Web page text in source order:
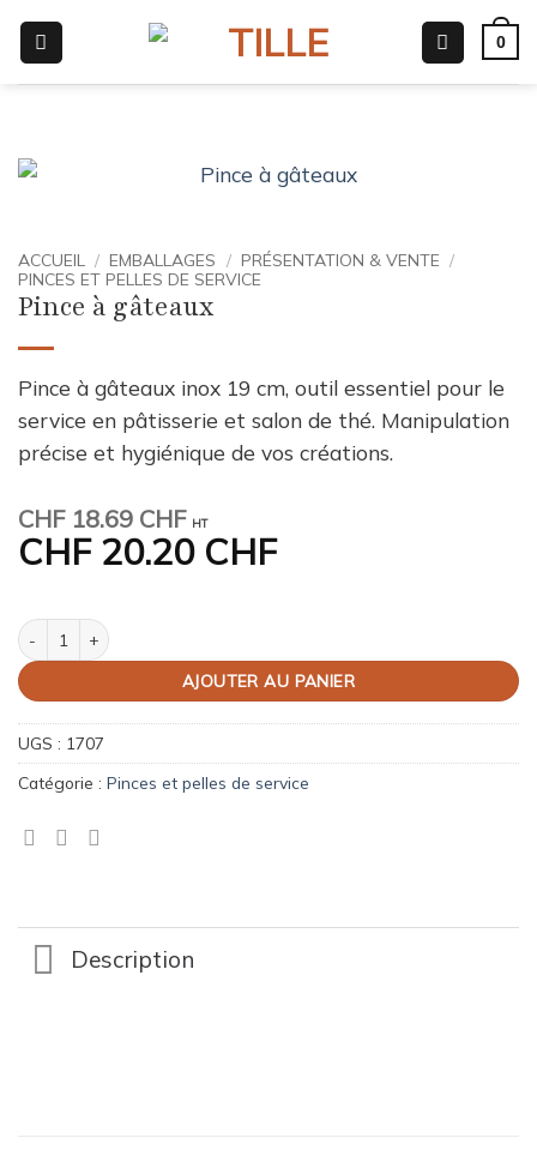
contenu
0
ACCUEIL / EMBALLAGES / PRÉSENTATION & VENTE /
PINCES ET PELLES DE SERVICE
Pince à gâteaux
Pince à gâteaux inox 19 cm, outil essentiel pour le
service en pâtisserie et salon de thé. Manipulation
précise et hygiénique de vos créations.
CHF18.69 CHF HT
CHF20.20 CHF
quantité de Pince à gâteaux
AJOUTER AU PANIER
UGS : 1707
Catégorie : Pinces et pelles de service
Description